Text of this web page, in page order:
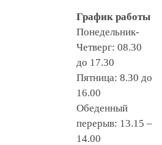
График работы
Понедельник-
Четверг: 08.30
до 17.30
Пятница: 8.30 до
16.00
Обеденный
перерыв: 13.15 –
14.00